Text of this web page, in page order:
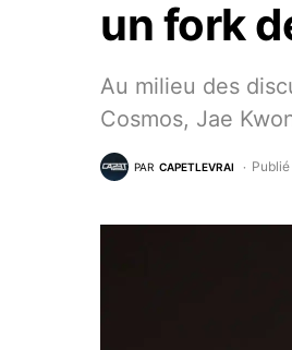
un fork
Au milieu des
Cosmos, Jae
PAR CAPETLEVRAI